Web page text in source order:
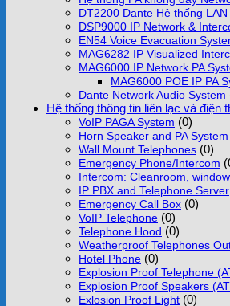
DT2200 Dante Hệ thống LAN
DSP9000 IP Network &
EN54 Voice Evacuation
MAG6282 IP Visualized
MAG6000 IP Network PA
MAG6000 POE IP PA
Dante Network Audio System
Hệ thống thông tin liên lạc và điện
VoIP PAGA System (0)
Horn Speaker and PA System
Wall Mount Telephones (0)
Emergency Phone/Intercom
Intercom: Cleanroom,
IP PBX and Telephone Server
Emergency Call Box (0)
VoIP Telephone (0)
Telephone Hood (0)
Weatherproof Telephones
Hotel Phone (0)
Explosion Proof Telephone
Explosion Proof Speakers
Exlosion Proof Light (0)